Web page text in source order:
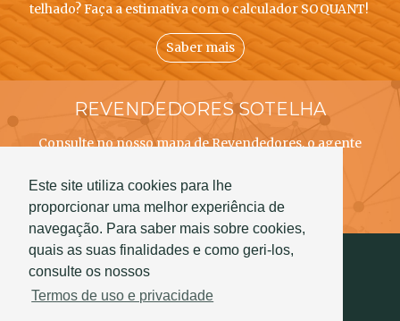
Este site utiliza cookies para lhe
proporcionar uma melhor experiência de
navegação. Para saber mais sobre cookies,
quais as suas finalidades e como geri-los,
consulte os nossos
Termos de uso e privacidade
telhado? Faça a estimativa com o calculador SOQUANT!
Saber mais
REVENDEDORES SOTELHA
Consulte no nosso mapa de Revendedores, o agente
Saber mais